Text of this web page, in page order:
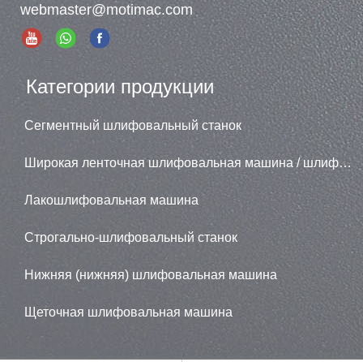
webmaster@motimac.com
Категории продукции
Сегментный шлифовальный станок
Широкая ленточная шлифовальная машина / шлифовальная машина
Лакошлифовальная машина
Строгально-шлифовальный станок
Нижняя (нижняя) шлифовальная машина
Щеточная шлифовальная машина